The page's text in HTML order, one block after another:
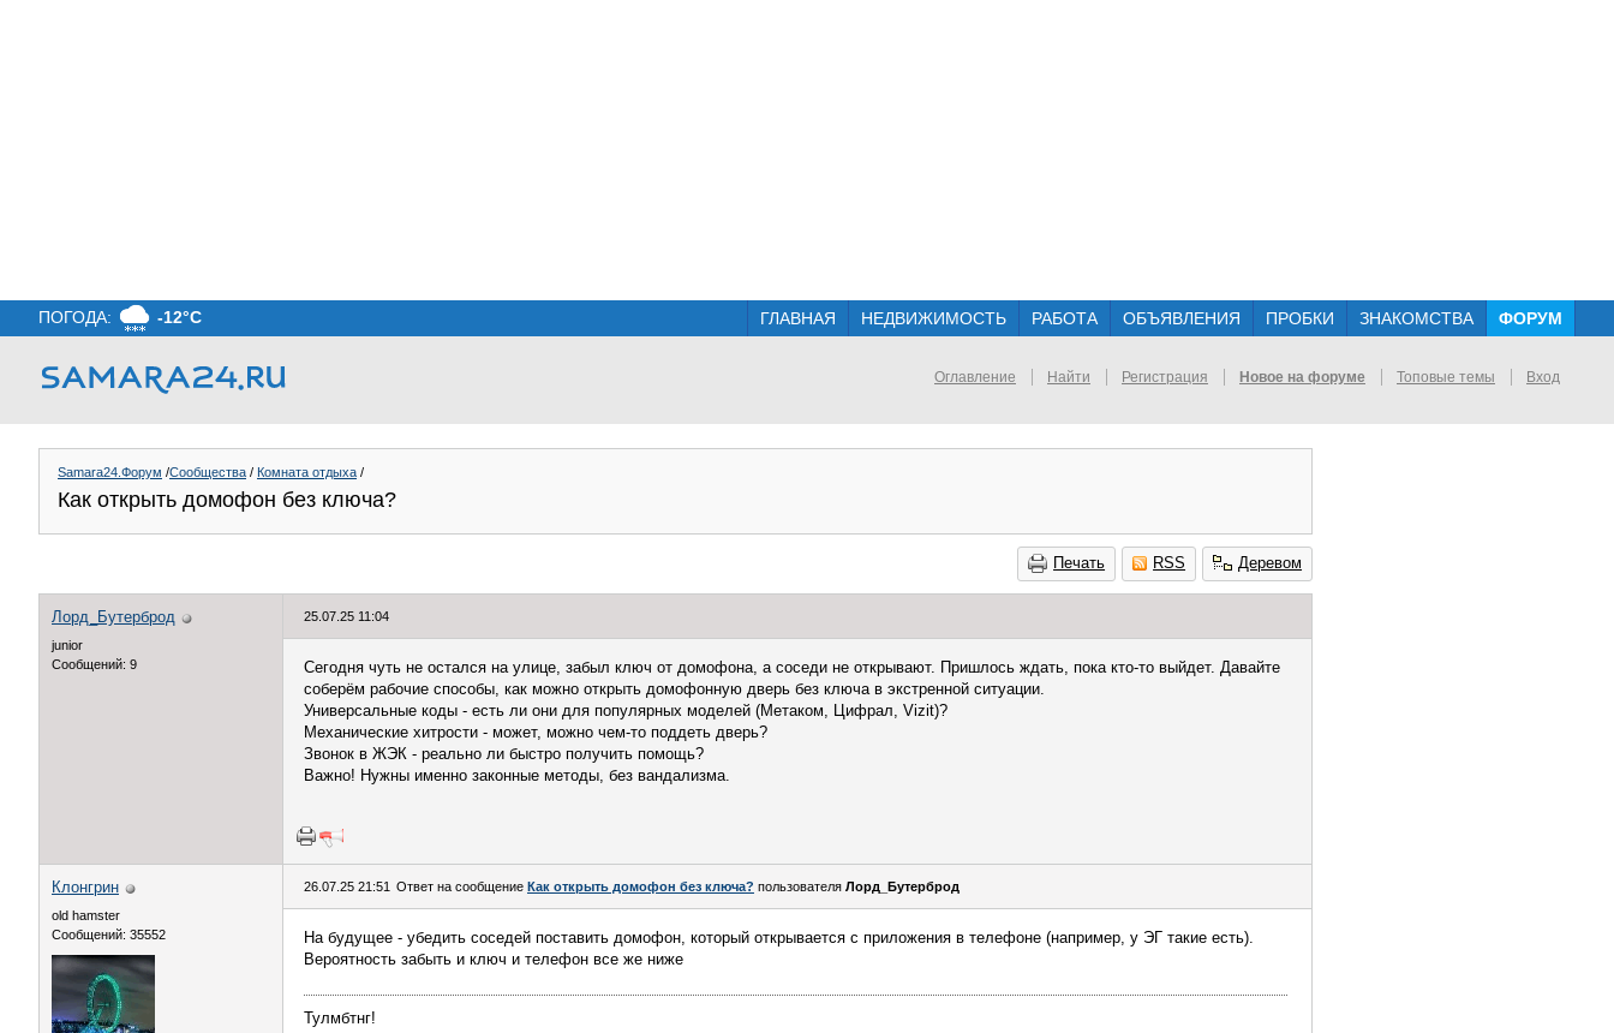
ПОГОДА: -12°C ГЛАВНАЯ НЕДВИЖИМОСТЬ РАБОТА ОБЪЯВЛЕНИЯ ПРОБКИ ЗНАКОМСТВА ФОРУМ
Оглавление Найти Регистрация Новое на форуме Топовые темы Вход
Samara24.Форум /Сообщества / Комната отдыха /
Как открыть домофон без ключа?
Печать RSS Деревом
Лорд_Бутерброд
junior
Сообщений: 9
25.07.25 11:04
Сегодня чуть не остался на улице, забыл ключ от домофона, а соседи не открывают. Пришлось ждать, пока кто-то выйдет. Давайте
соберём рабочие способы, как можно открыть домофонную дверь без ключа в экстренной ситуации.
Универсальные коды - есть ли они для популярных моделей (Метаком, Цифрал, Vizit)?
Механические хитрости - может, можно чем-то поддеть дверь?
Звонок в ЖЭК - реально ли быстро получить помощь?
Важно! Нужны именно законные методы, без вандализма.
Клонгрин
old hamster
Сообщений: 35552
26.07.25 21:51 Ответ на сообщение Как открыть домофон без ключа? пользователя Лорд_Бутерброд
На будущее - убедить соседей поставить домофон, который открывается с приложения в телефоне (например, у ЭГ такие есть).
Вероятность забыть и ключ и телефон все же ниже
Тулмбтнг!